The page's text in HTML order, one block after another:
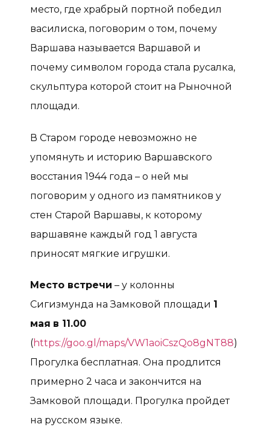
место, где храбрый портной победил
василиска, поговорим о том, почему
Варшава называется Варшавой и
почему символом города стала русалка,
скульптура которой стоит на Рыночной
площади.
В Старом городе невозможно не
упомянуть и историю Варшавского
восстания 1944 года – о ней мы
поговорим у одного из памятников у
стен Старой Варшавы, к которому
варшавяне каждый год 1 августа
приносят мягкие игрушки.
Место встречи – у колонны
Сигизмунда на Замковой площади 1
мая в 11.00
(https://goo.gl/maps/VW1aoiCszQo8gNT88)
Прогулка бесплатная. Она продлится
примерно 2 часа и закончится на
Замковой площади. Прогулка пройдет
на русском языке.